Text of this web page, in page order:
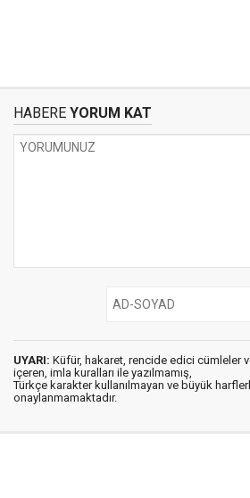
HABERE YORUM KAT
UYARI: Küfür, hakaret, rencide edici cümleler
içeren, imla kuralları ile yazılmamış,
Türkçe karakter kullanılmayan ve büyük
onaylanmamaktadır.